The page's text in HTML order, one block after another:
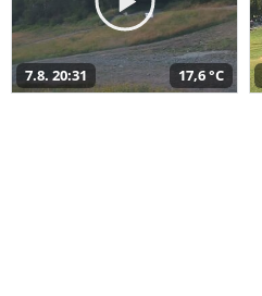
7.8. 20:31 17,6 °C